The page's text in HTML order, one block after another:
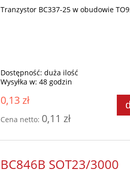
Tranzystor BC337-25 w obudowie
Dostępność: duża ilość
Wysyłka w: 48 godzin
0,13 zł
Cena netto: 0,11 zł
BC846B SOT23/3000